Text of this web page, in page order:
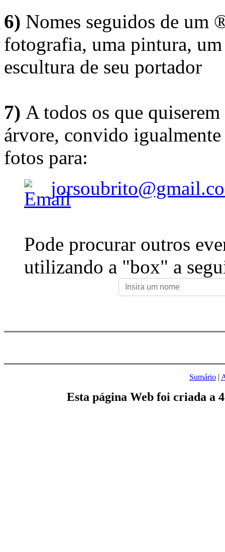
6) Nomes seguidos de um
fotografia, uma pintura,
escultura de seu portador
7) A todos os que
árvore, convido
fotos para:
Pode procurar outros
utilizando a "box" a
Sumário |
Esta página Web foi criada a